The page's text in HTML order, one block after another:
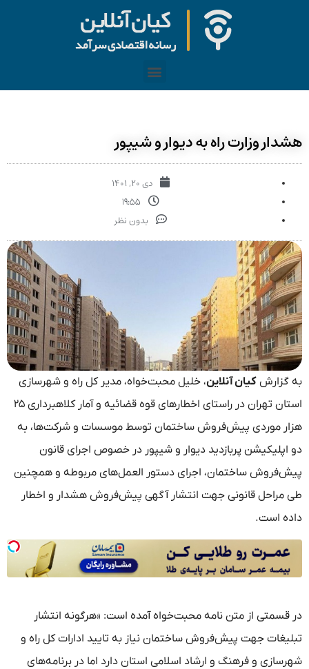
هشدار وزارت راه به دیوار و شیپور
دی ۲۰, ۱۴۰۱
۱۹:۵۵
بدون نظر
به گزارش کیان آنلاین، خلیل محبت‌خواه، مدیر کل راه و شهرسازی
استان تهران در راستای اخطارهای قوه قضائیه و آمار کلاهبرداری ۲۵
هزار موردی پیش‌فروش ساختمان توسط موسسات و شرکت‌ها، به
دو اپلیکیشن پربازدید دیوار و شیپور در خصوص اجرای قانون
پیش‌فروش ساختمان، اجرای دستور العمل‌های مربوطه و همچنین
طی مراحل قانونی جهت انتشار آگهی پیش‌فروش هشدار و اخطار
داده است.
در قسمتی از متن نامه محبت‌خواه آمده است: «هرگونه انتشار
تبلیغات جهت پیش‌فروش ساختمان نیاز به تایید ادارات کل راه و
شهرسازی و فرهنگ و ارشاد اسلامی استان دارد اما در برنامه‌های